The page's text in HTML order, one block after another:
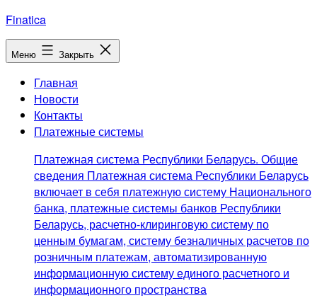
Перейти
к
содержимому
Finatica
Меню Закрыть
Главная
Новости
Контакты
Платежные системы
Платежная система Республики Беларусь. Общие
сведения Платежная система Республики Беларусь
включает в себя платежную систему Национального
банка, платежные системы банков Республики
Беларусь, расчетно-клиринговую систему по
ценным бумагам, систему безналичных расчетов по
розничным платежам, автоматизированную
информационную систему единого расчетного и
информационного пространства